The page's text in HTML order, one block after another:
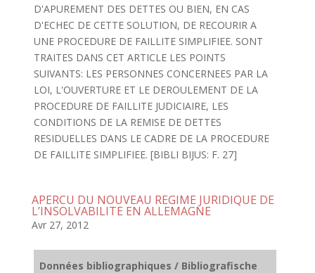
D'APUREMENT DES DETTES OU BIEN, EN CAS
D'ECHEC DE CETTE SOLUTION, DE RECOURIR A
UNE PROCEDURE DE FAILLITE SIMPLIFIEE. SONT
TRAITES DANS CET ARTICLE LES POINTS
SUIVANTS: LES PERSONNES CONCERNEES PAR LA
LOI, L'OUVERTURE ET LE DEROULEMENT DE LA
PROCEDURE DE FAILLITE JUDICIAIRE, LES
CONDITIONS DE LA REMISE DE DETTES
RESIDUELLES DANS LE CADRE DE LA PROCEDURE
DE FAILLITE SIMPLIFIEE. [BIBLI BIJUS: F. 27]
APERCU DU NOUVEAU REGIME JURIDIQUE DE
L’INSOLVABILITE EN ALLEMAGNE
Avr 27, 2012
Données bibliographiques / Bibliografische